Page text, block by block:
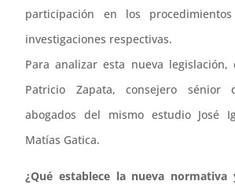
participación en los
investigaciones respectivas.
Para analizar esta nueva legislación,
Patricio Zapata, consejero
abogados del mismo estudio José
Matías Gatica.
¿Qué establece la nueva normativa